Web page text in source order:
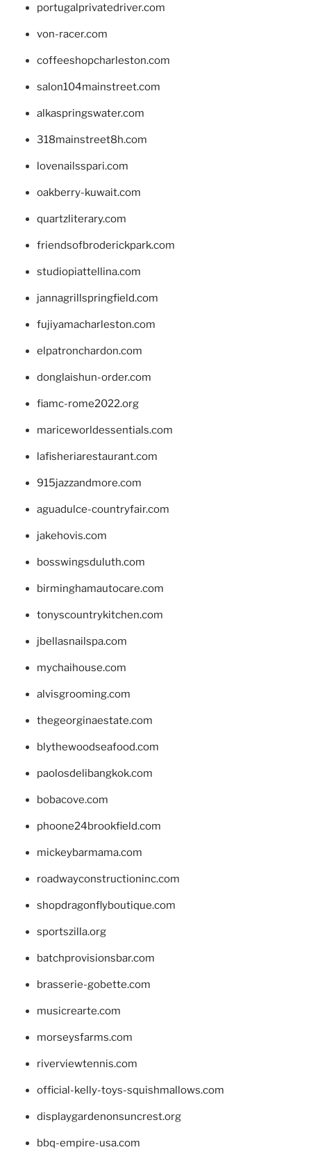
portugalprivatedriver.com
von-racer.com
coffeeshopcharleston.com
salon104mainstreet.com
alkaspringswater.com
318mainstreet8h.com
lovenailsspari.com
oakberry-kuwait.com
quartzliterary.com
friendsofbroderickpark.com
studiopiattellina.com
jannagrillspringfield.com
fujiyamacharleston.com
elpatronchardon.com
donglaishun-order.com
fiamc-rome2022.org
mariceworldessentials.com
lafisheriarestaurant.com
915jazzandmore.com
aguadulce-countryfair.com
jakehovis.com
bosswingsduluth.com
birminghamautocare.com
tonyscountrykitchen.com
jbellasnailspa.com
mychaihouse.com
alvisgrooming.com
thegeorginaestate.com
blythewoodseafood.com
paolosdelibangkok.com
bobacove.com
phoone24brookfield.com
mickeybarmama.com
roadwayconstructioninc.com
shopdragonflyboutique.com
sportszilla.org
batchprovisionsbar.com
brasserie-gobette.com
musicrearte.com
morseysfarms.com
riverviewtennis.com
official-kelly-toys-squishmallows.com
displaygardenonsuncrest.org
bbq-empire-usa.com